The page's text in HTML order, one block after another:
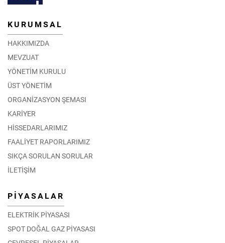
KURUMSAL
HAKKIMIZDA
MEVZUAT
YÖNETİM KURULU
ÜST YÖNETİM
ORGANİZASYON ŞEMASI
KARİYER
HİSSEDARLARIMIZ
FAALİYET RAPORLARIMIZ
SIKÇA SORULAN SORULAR
İLETİŞİM
PİYASALAR
ELEKTRİK PİYASASI
SPOT DOĞAL GAZ PİYASASI